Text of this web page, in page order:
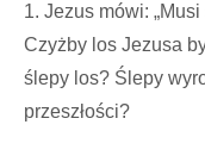
1. Jezus mówi:
Czyżby los Jezusa
ślepy los? Ślepy
przeszłości?